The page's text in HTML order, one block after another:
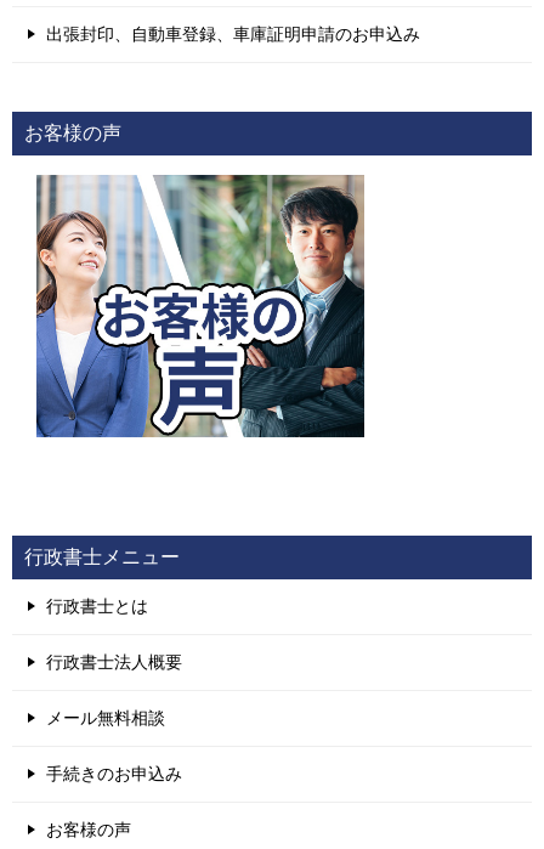
出張封印、自動車登録、車庫証明申請のお申込み
お客様の声
行政書士メニュー
行政書士とは
行政書士法人概要
メール無料相談
手続きのお申込み
お客様の声